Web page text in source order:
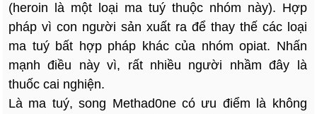
(heroin là một loại ma tuý thuộc nhóm này). Hợp
pháp vì con người sản xuất ra để thay thế các loại
ma tuý bất hợp pháp khác của nhóm opiat. Nhấn
mạnh điều này vì, rất nhiều người nhầm đây là
thuốc cai nghiện.
Là ma tuý, song Methad0ne có ưu điểm là không